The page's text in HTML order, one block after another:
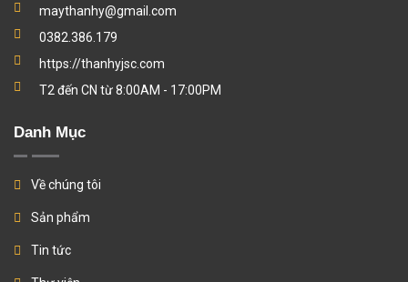
maythanhy@gmail.com
0382.386.179
https://thanhyjsc.com
T2 đến CN từ 8:00AM - 17:00PM
Danh Mục
Về chúng tôi
Sản phẩm
Tin tức